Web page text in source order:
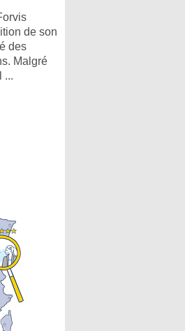
de son
des
Malgré
...